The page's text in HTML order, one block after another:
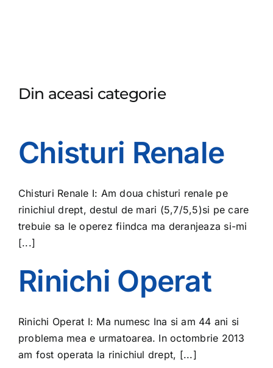
Din aceasi categorie
Chisturi Renale
Chisturi Renale I: Am doua chisturi renale pe
rinichiul drept, destul de mari (5,7/5,5)si pe care
trebuie sa le operez fiindca ma deranjeaza si-mi
[...]
Rinichi Operat
Rinichi Operat I: Ma numesc Ina si am 44 ani si
problema mea e urmatoarea. In octombrie 2013
am fost operata la rinichiul drept, [...]